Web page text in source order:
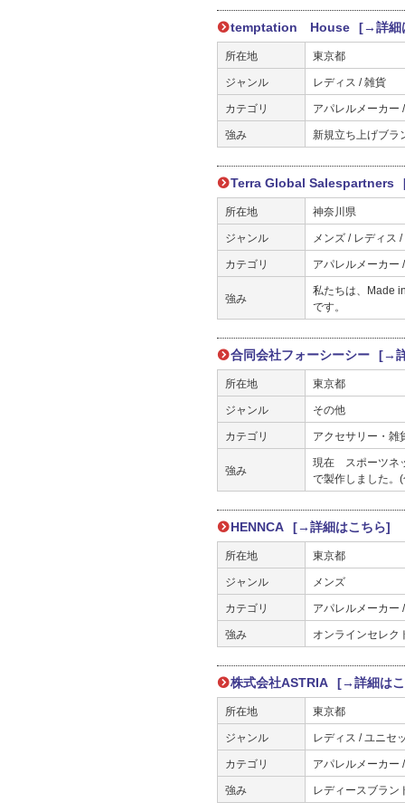
temptation House [→詳細
所在地 東京都
ジャンル レディス / 雑貨
カテゴリ アパレルメーカー
強み 新規立ち上げブラ
Terra Global Salespartners
所在地 神奈川県
ジャンル メンズ / レディス
カテゴリ アパレルメーカー
強み
私たちは、Made
です。
合同会社フォーシーシー [→
所在地 東京都
ジャンル その他
カテゴリ アクセサリー・雑
強み
現在 スポーツネ
で製作しました
HENNCA [→詳細はこちら]
所在地 東京都
ジャンル メンズ
カテゴリ アパレルメーカー
強み オンラインセレク
株式会社ASTRIA [→詳細は
所在地 東京都
ジャンル レディス / ユニセ
カテゴリ アパレルメーカー
強み レディースブラン